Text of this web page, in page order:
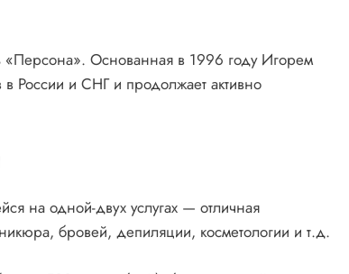
Основанная в 1996 году Игорем
России и СНГ и продолжает активно
на одной-двух услугах — отличная
бровей, депиляции, косметологии и т.д.